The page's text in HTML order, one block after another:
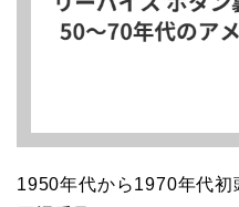
1950年代から1970年代初